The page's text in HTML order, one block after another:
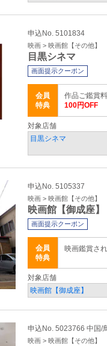
申込No. 5101834
映画 > 映画館【その他】
目黒シネマ
画面提示クーポン
会員
特典
作品ご鑑賞
100円OFF
対象店舗
目黒シネマ
申込No. 5105337
映画 > 映画館【その他】
映画館【御成座】
画面提示クーポン
会員
特典
映画鑑賞さ
対象店舗
映画館【御成座】
申込No. 5023766 中国/
映画 > 映画館【その他】